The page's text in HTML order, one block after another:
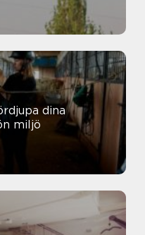
dina
miljö